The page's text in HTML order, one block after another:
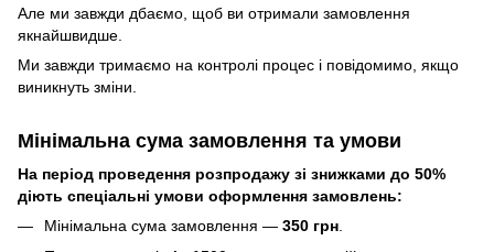
Але ми завжди дбаємо, щоб ви отримали замовлення
якнайшвидше.
Ми завжди тримаємо на контролі процес і повідомимо, якщо
виникнуть зміни.
Мінімальна сума замовлення та умови
На період проведення розпродажу зі знижками до 50%
діють спеціальні умови оформлення замовлень:
Мінімальна сума замовлення — 350 грн